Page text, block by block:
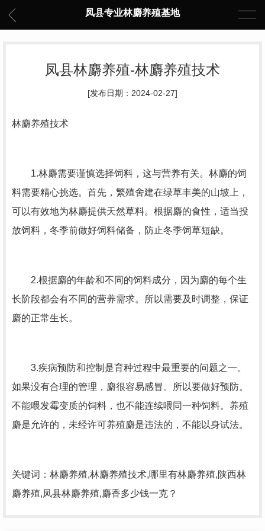
凤县专业林麝养殖基地
凤县林麝养殖-林麝养殖技术
[发布日期：2024-02-27]
林麝养殖技术
1.林麝需要谨慎选择饲料，这与营养有关。林麝的饲
料需要精心挑选。首先，繁殖舍建在绿草丰美的山坡上，
可以有效地为林麝提供天然草料。根据麝的食性，适当投
放饲料，冬季前做好饲料储备，防止冬季饲草短缺。
2.根据麝的年龄和不同的饲料成分，因为麝的每个生
长阶段都会有不同的营养需求。所以需要及时调整，保证
麝的正常生长。
3.疾病预防和控制是育种过程中最重要的问题之一。
如果没有合理的管理，麝很容易感冒。所以要做好预防。
不能喂发霉变质的饲料，也不能连续喂同一种饲料。养殖
麝是允许的，未经许可养殖麝是违法的，不能以身试法。
关键词： 林麝养殖,林麝养殖技术,哪里有林麝养殖,陕西林
麝养殖,凤县林麝养殖,麝香多少钱一克？